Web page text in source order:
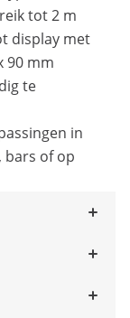
tot 2 m
display met
90 mm
te
in
bars of op